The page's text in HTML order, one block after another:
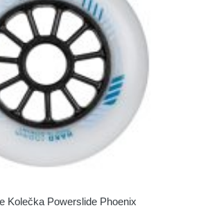
Kolečka Powerslide Phoenix